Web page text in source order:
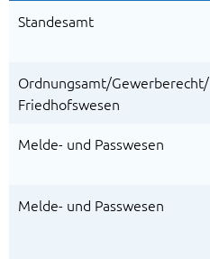
Standesamt
Ordnungsamt/Gewerberecht/
Friedhofswesen
Melde- und Passwesen
Melde- und Passwesen